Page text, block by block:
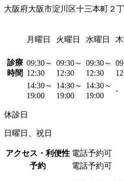
大阪府大阪市淀川区十三本町２
月曜日 火曜日 水曜日
診療
時間
09:30～
12:30
09:30～
12:30
09:30～
12:30
14:30～
19:00
14:30～
19:00
14:30～
19:00
-
休診日
日曜日、祝日
アクセス・利便性 電話予約可
予約
電話予約可